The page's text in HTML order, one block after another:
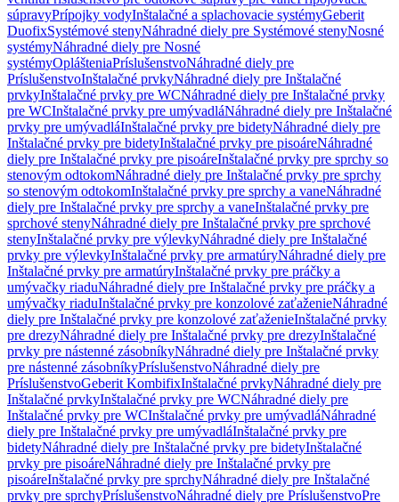
súpravyPrípojky vodyInštalačné a splachovacie systémyGeberit
DuofixSystémové stenyNáhradné diely pre Systémové stenyNosné
systémyNáhradné diely pre Nosné
systémyOplášteniaPríslušenstvoNáhradné diely pre
PríslušenstvoInštalačné prvkyNáhradné diely pre Inštalačné
prvkyInštalačné prvky pre WCNáhradné diely pre Inštalačné prvky
pre WCInštalačné prvky pre umývadláNáhradné diely pre Inštalačné
prvky pre umývadláInštalačné prvky pre bidetyNáhradné diely pre
Inštalačné prvky pre bidetyInštalačné prvky pre pisoáreNáhradné
diely pre Inštalačné prvky pre pisoáreInštalačné prvky pre sprchy so
stenovým odtokomNáhradné diely pre Inštalačné prvky pre sprchy
so stenovým odtokomInštalačné prvky pre sprchy a vaneNáhradné
diely pre Inštalačné prvky pre sprchy a vaneInštalačné prvky pre
sprchové stenyNáhradné diely pre Inštalačné prvky pre sprchové
stenyInštalačné prvky pre výlevkyNáhradné diely pre Inštalačné
prvky pre výlevkyInštalačné prvky pre armatúryNáhradné diely pre
Inštalačné prvky pre armatúryInštalačné prvky pre práčky a
umývačky riaduNáhradné diely pre Inštalačné prvky pre práčky a
umývačky riaduInštalačné prvky pre konzolové zaťaženieNáhradné
diely pre Inštalačné prvky pre konzolové zaťaženieInštalačné prvky
pre drezyNáhradné diely pre Inštalačné prvky pre drezyInštalačné
prvky pre nástenné zásobníkyNáhradné diely pre Inštalačné prvky
pre nástenné zásobníkyPríslušenstvoNáhradné diely pre
PríslušenstvoGeberit KombifixInštalačné prvkyNáhradné diely pre
Inštalačné prvkyInštalačné prvky pre WCNáhradné diely pre
Inštalačné prvky pre WCInštalačné prvky pre umývadláNáhradné
diely pre Inštalačné prvky pre umývadláInštalačné prvky pre
bidetyNáhradné diely pre Inštalačné prvky pre bidetyInštalačné
prvky pre pisoáreNáhradné diely pre Inštalačné prvky pre
pisoáreInštalačné prvky pre sprchyNáhradné diely pre Inštalačné
prvky pre sprchyPríslušenstvoNáhradné diely pre PríslušenstvoPre